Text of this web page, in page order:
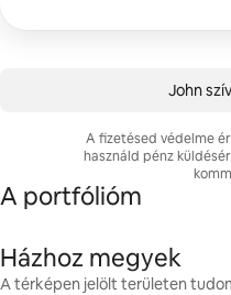
John
A fizetésed védelme
használd pénz
A portfólióm
Házhoz megyek
A térképen jelölt területen